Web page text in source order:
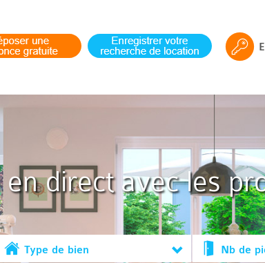
direct avec les
Type de bien Nb de